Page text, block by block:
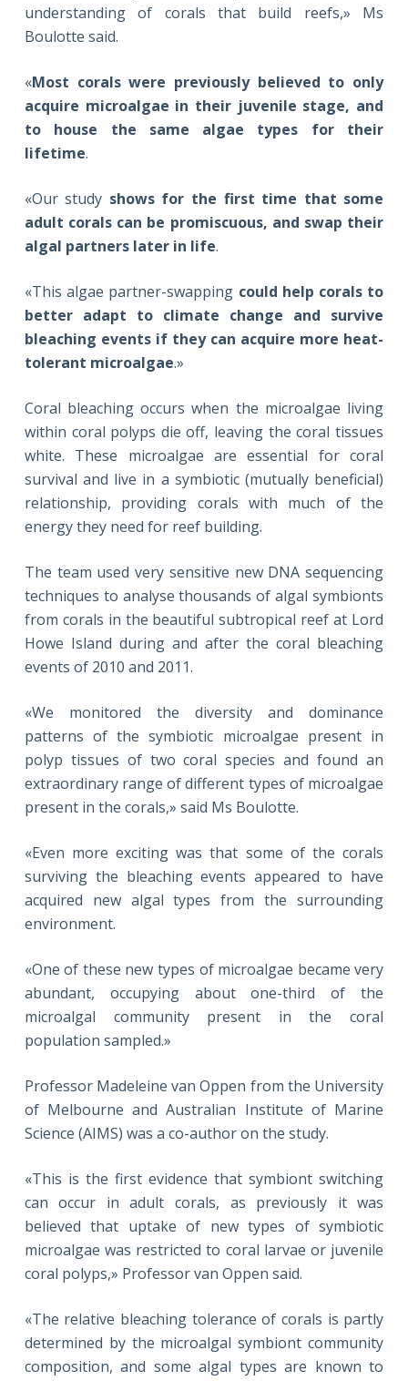
understanding of corals that build reefs,» Ms
Boulotte said.
«Most corals were previously believed to only
acquire microalgae in their juvenile stage, and
to house the same algae types for their
lifetime.
«Our study shows for the first time that some
adult corals can be promiscuous, and swap their
algal partners later in life.
«This algae partner-swapping could help corals to
better adapt to climate change and survive
bleaching events if they can acquire more heat-
tolerant microalgae.»
Coral bleaching occurs when the microalgae living
within coral polyps die off, leaving the coral tissues
white. These microalgae are essential for coral
survival and live in a symbiotic (mutually beneficial)
relationship, providing corals with much of the
energy they need for reef building.
The team used very sensitive new DNA sequencing
techniques to analyse thousands of algal symbionts
from corals in the beautiful subtropical reef at Lord
Howe Island during and after the coral bleaching
events of 2010 and 2011.
«We monitored the diversity and dominance
patterns of the symbiotic microalgae present in
polyp tissues of two coral species and found an
extraordinary range of different types of microalgae
present in the corals,» said Ms Boulotte.
«Even more exciting was that some of the corals
surviving the bleaching events appeared to have
acquired new algal types from the surrounding
environment.
«One of these new types of microalgae became very
abundant, occupying about one-third of the
microalgal community present in the coral
population sampled.»
Professor Madeleine van Oppen from the University
of Melbourne and Australian Institute of Marine
Science (AIMS) was a co-author on the study.
«This is the first evidence that symbiont switching
can occur in adult corals, as previously it was
believed that uptake of new types of symbiotic
microalgae was restricted to coral larvae or juvenile
coral polyps,» Professor van Oppen said.
«The relative bleaching tolerance of corals is partly
determined by the microalgal symbiont community
composition, and some algal types are known to